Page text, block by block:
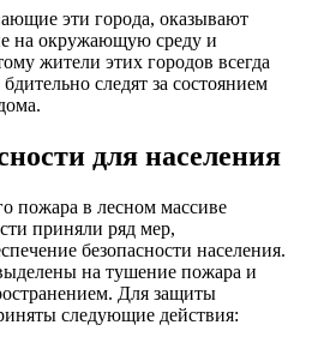
эти города, оказывают
на окружающую среду и
жители этих городов всегда
следят за состоянием
для населения
пожара в лесном массиве
приняли ряд мер,
безопасности населения.
на тушение пожара и
Для защиты
следующие действия: